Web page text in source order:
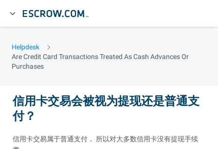
Helpdesk
Are Credit Card Transactions Treated As Cash Advances Or
Purchases
信用卡交易会被视为提现还是普通支
付？
信用卡交易属于普通支付， 所以对大多数信用卡没有提现手续